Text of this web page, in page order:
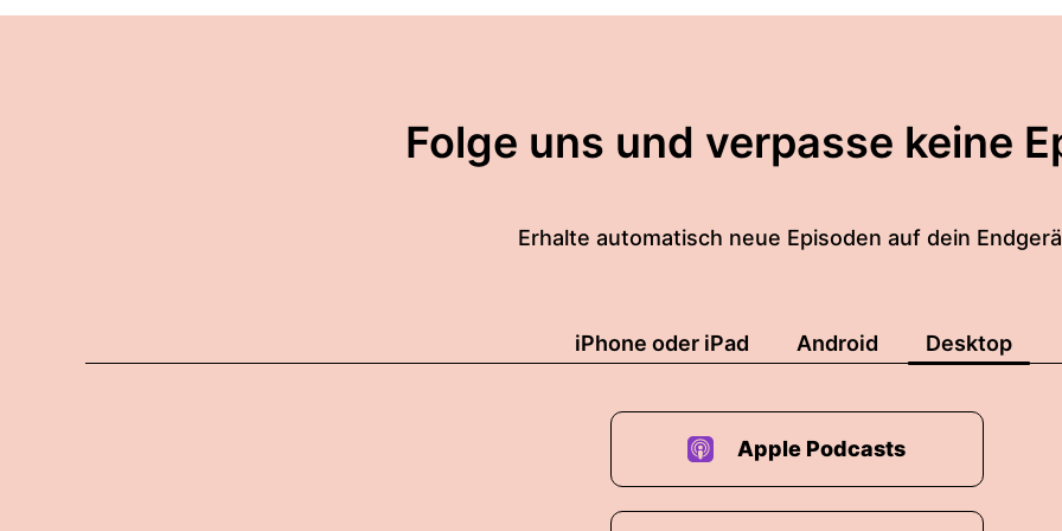
Folge uns und verpasse keine
Erhalte automatisch neue Episoden auf dein
iPhone oder iPad Android Desktop
Apple Podcasts